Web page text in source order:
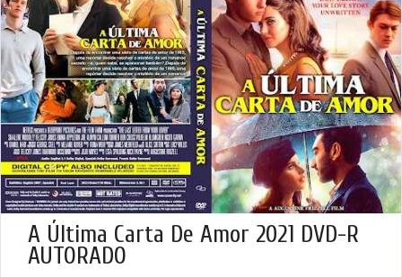
A Última Carta De Amor 2021 DVD-R
AUTORADO